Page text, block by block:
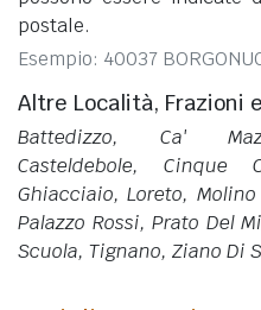
postale.
Esempio: 40037
Altre Località, Frazioni
Battedizzo, Ca'
Casteldebole, Cinque
Ghiacciaio, Loreto,
Palazzo Rossi, Prato Del
Scuola, Tignano, Ziano Di